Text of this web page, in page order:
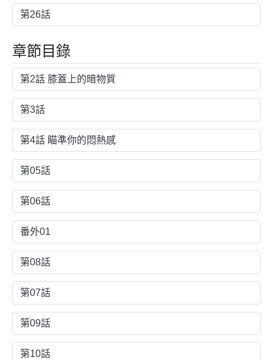
第26話
章節目錄
第2話 膝蓋上的暗物質
第3話
第4話 瞄準你的悶熱感
第05話
第06話
番外01
第08話
第07話
第09話
第10話